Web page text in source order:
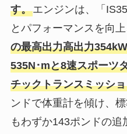
す。エンジンは、「
とパフォーマンスを向上
の最高出力高出力
535N･mと8速スポーツ
チックトランスミッシ
ンドで体重計を傾け、
もわずか143ポンドの追